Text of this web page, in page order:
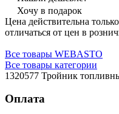
Хочу в подарок
Цена действительна
отличаться от цен в
Все товары WEBASTO
Все товары категории
1320577 Тройник
Оплата